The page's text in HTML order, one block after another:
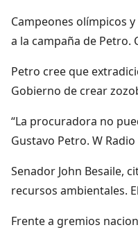
Campeones olímpicos
a la campaña de Petro.
Petro cree que
Gobierno de crear
“La procuradora no
Gustavo Petro. W Radio
Senador John Besaile,
recursos ambientales.
Frente a gremios